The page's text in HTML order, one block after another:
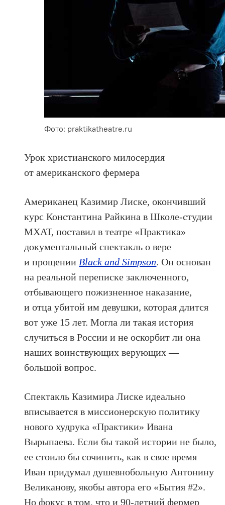
Фото: praktikatheatre.ru
Урок христианского милосердия
от американского фермера
Американец Казимир Лиске, окончивший
курс Константина Райкина в Школе-студии
МХАТ, поставил в театре «Практика»
документальный спектакль о вере
и прощении Black and Simpson. Он основан
на реальной переписке заключенного,
отбывающего пожизненное наказание,
и отца убитой им девушки, которая длится
вот уже 15 лет. Могла ли такая история
случиться в России и не оскорбит ли она
наших воинствующих верующих —
большой вопрос.
Спектакль Казимира Лиске идеально
вписывается в миссионерскую политику
нового худрука «Практики» Ивана
Вырыпаева. Если бы такой истории не было,
ее стоило бы сочинить, как в свое время
Иван придумал душевнобольную Антонину
Великанову, якобы автора его «Бытия #2».
Но фокус в том, что и 90-летний фермер